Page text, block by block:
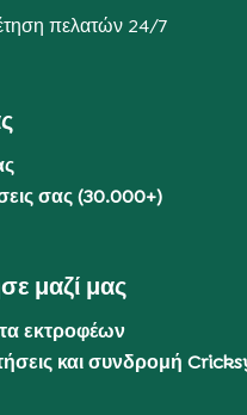
πελατών 24/7
σας (30.000+)
μαζί μας
εκτροφέων
και συνδρομή